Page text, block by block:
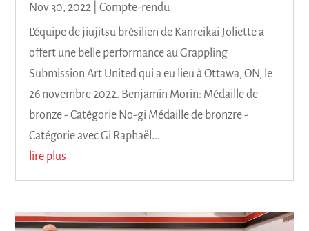
Nov 30, 2022 |Compte-rendu
L'équipe de jiujitsu brésilien de Kanreikai Joliette a
offert une belle performance au Grappling
Submission Art United qui a eu lieu à Ottawa, ON, le
26 novembre 2022. Benjamin Morin: Médaille de
bronze - Catégorie No-gi Médaille de bronzre -
Catégorie avec Gi Raphaël...
lire plus